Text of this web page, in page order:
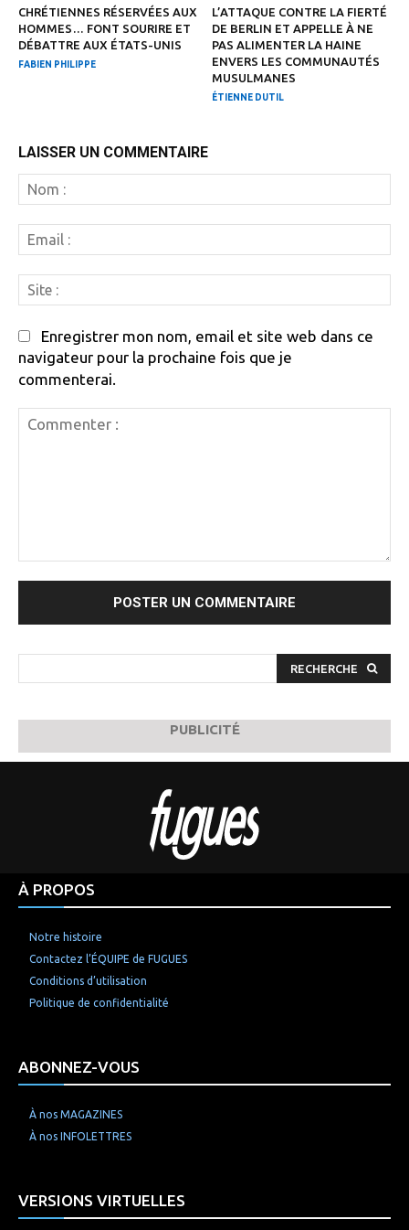
CHRÉTIENNES RÉSERVÉES AUX
HOMMES… FONT SOURIRE ET
DÉBATTRE AUX ÉTATS-UNIS
FABIEN PHILIPPE
L’ATTAQUE CONTRE LA FIERTÉ
DE BERLIN ET APPELLE À NE
PAS ALIMENTER LA HAINE
ENVERS LES COMMUNAUTÉS
MUSULMANES
ÉTIENNE DUTIL
LAISSER UN COMMENTAIRE
:
:
:
Enregistrer mon nom, email et site web dans ce
navigateur pour la prochaine fois que je
commenterai.
RECHERCHE
PUBLICITÉ
À PROPOS
Notre histoire
Contactez l’ÉQUIPE de FUGUES
Conditions d’utilisation
Politique de confidentialité
ABONNEZ-VOUS
À nos MAGAZINES
À nos INFOLETTRES
VERSIONS VIRTUELLES